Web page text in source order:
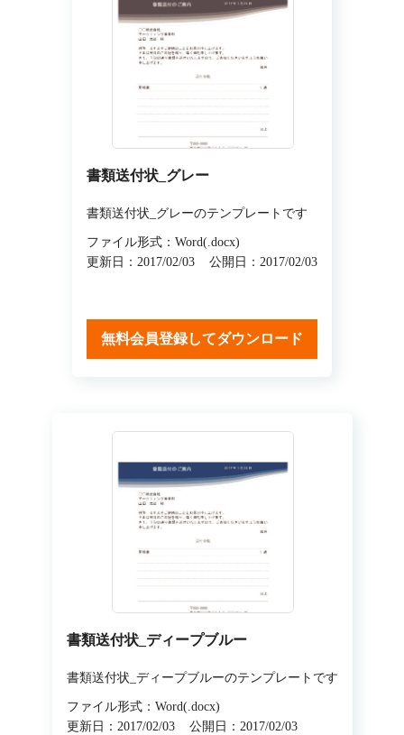
書類送付状_グレー
書類送付状_グレーのテンプレートです
ファイル形式：Word(.docx)
更新日：2017/02/03
公開日：2017/02/03
無料会員登録してダウンロード
書類送付状_ディープブルー
書類送付状_ディープブルーのテンプレートです
ファイル形式：Word(.docx)
更新日：2017/02/03
公開日：2017/02/03